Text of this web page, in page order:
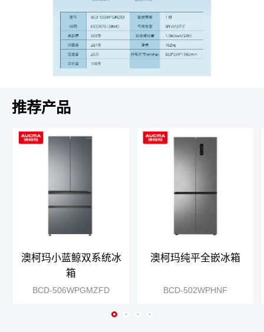
推荐产品
澳柯玛小蓝鲸双系统冰
箱
BCD-506WPGMZFD
澳柯玛纯平全嵌冰箱
BCD-502WPHNF